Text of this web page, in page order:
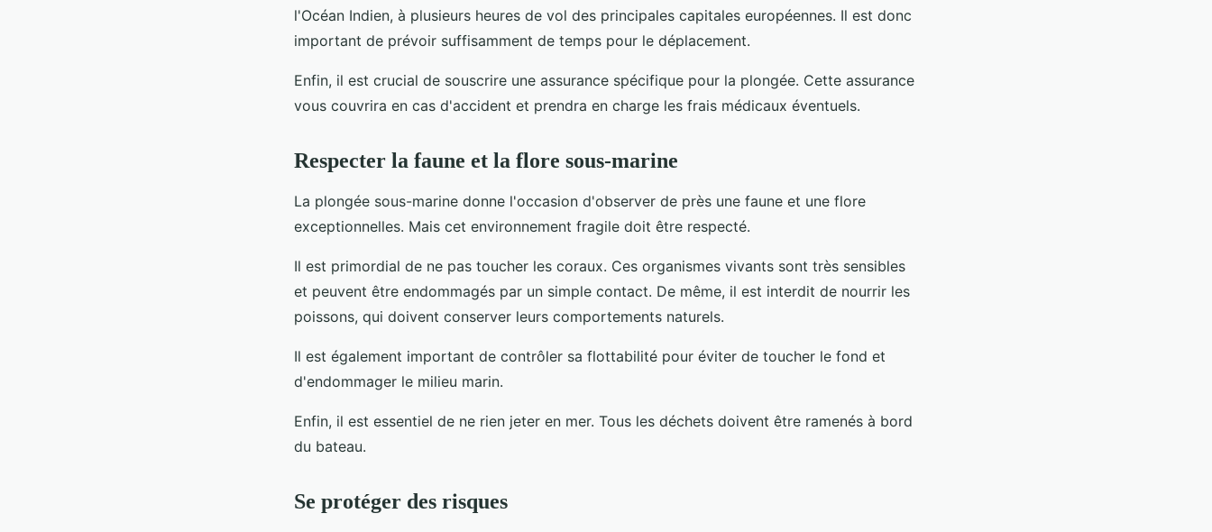
l'Océan Indien, à plusieurs heures de vol des principales capitales européennes. Il est donc
important de prévoir suffisamment de temps pour le déplacement.
Enfin, il est crucial de souscrire une assurance spécifique pour la plongée. Cette assurance
vous couvrira en cas d'accident et prendra en charge les frais médicaux éventuels.
Respecter la faune et la flore sous-marine
La plongée sous-marine donne l'occasion d'observer de près une faune et une flore
exceptionnelles. Mais cet environnement fragile doit être respecté.
Il est primordial de ne pas toucher les coraux. Ces organismes vivants sont très sensibles
et peuvent être endommagés par un simple contact. De même, il est interdit de nourrir les
poissons, qui doivent conserver leurs comportements naturels.
Il est également important de contrôler sa flottabilité pour éviter de toucher le fond et
d'endommager le milieu marin.
Enfin, il est essentiel de ne rien jeter en mer. Tous les déchets doivent être ramenés à bord
du bateau.
Se protéger des risques